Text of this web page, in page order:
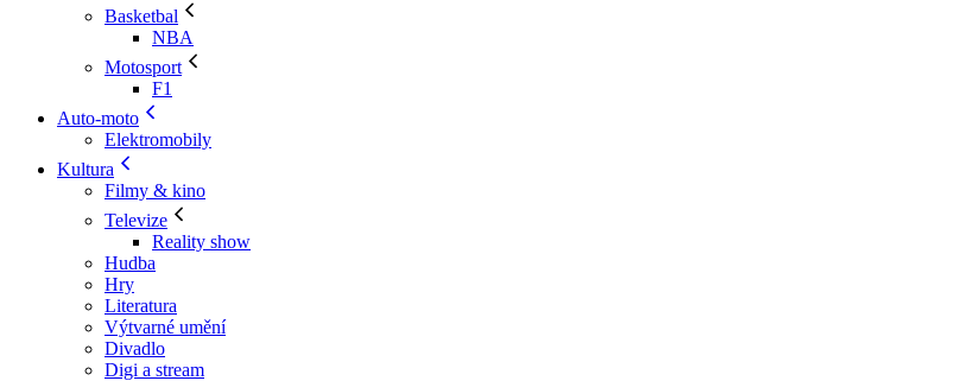
Basketbal
NBA
Motosport
F1
Auto-moto
Elektromobily
Kultura
Filmy & kino
Televize
Reality show
Hudba
Hry
Literatura
Výtvarné umění
Divadlo
Digi a stream